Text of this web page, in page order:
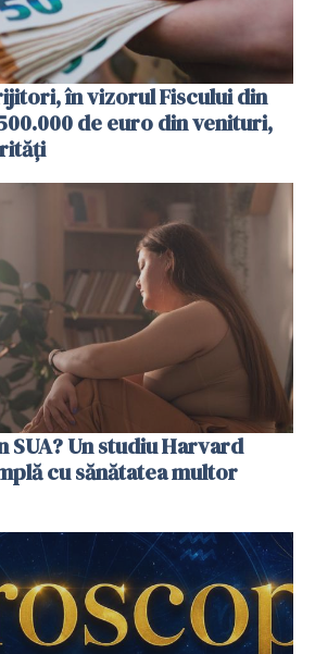
în vizorul Fiscului din
de euro din venituri,
SUA? Un studiu Harvard
cu sănătatea multor